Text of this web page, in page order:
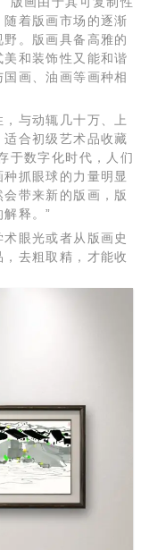
着版画市场的逐渐
。版画具备高雅的
和装饰性又能和谐
画、油画等画种相
与动辄几十万、上
合初级艺术品收藏
于数字化时代，人们
抓眼球的力量明显
带来新的版画，版
释。”
眼光或者从版画史
去粗取精，才能收